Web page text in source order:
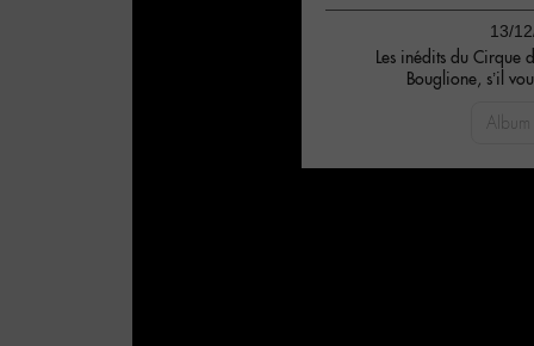
13/
Les inédits du Cirque
Bouglione, s’il
Album